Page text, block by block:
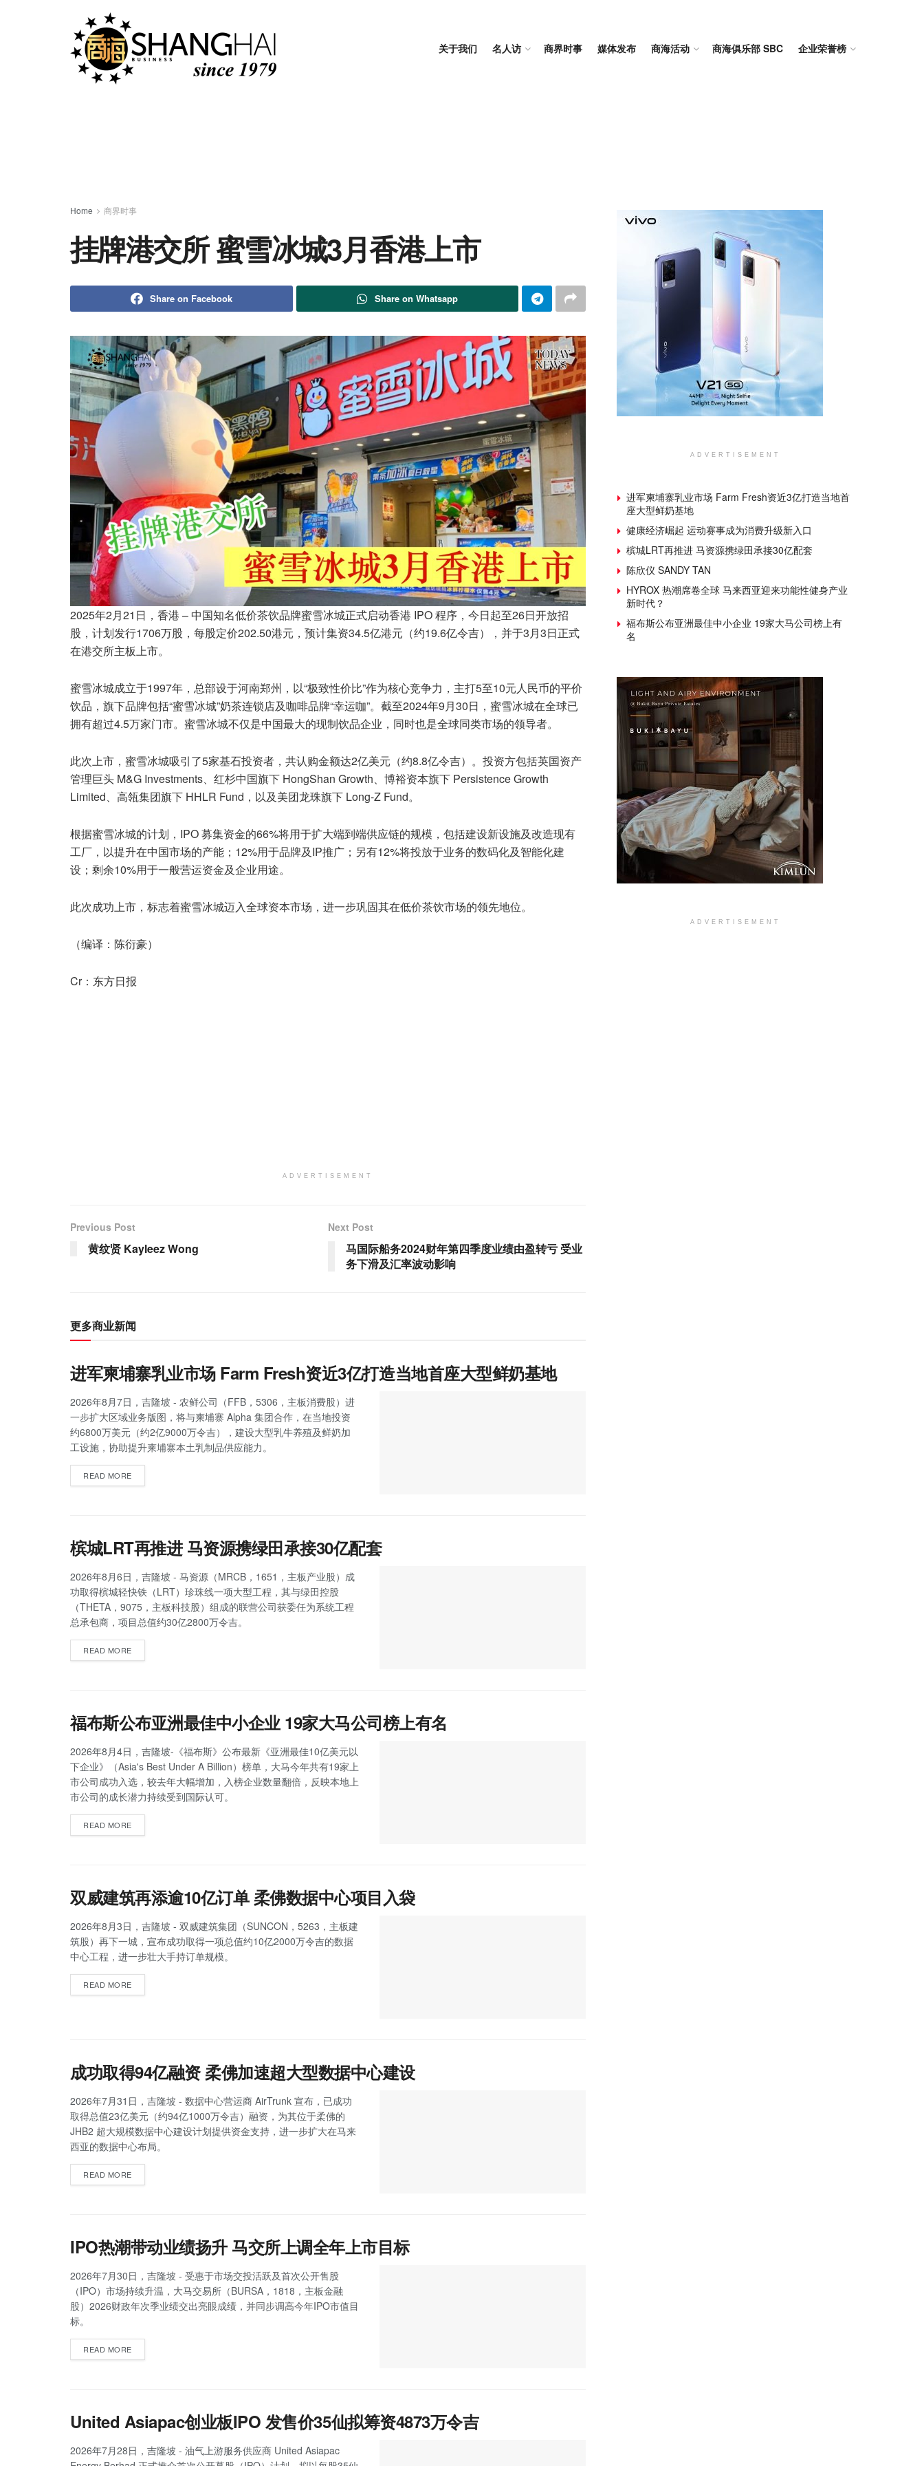
关于我们 名人访 商界时事 媒体发布 商海活动 商海俱乐部 SBC 企业荣誉榜
Home 商界时事
挂牌港交所 蜜雪冰城3月香港上市
Share on Facebook Share on Whatsapp
2025年2月21日，香港 – 中国知名低价茶饮品牌蜜雪冰城正式启动香港 IPO 程序，今日起至26日开放招
股，计划发行1706万股，每股定价202.50港元，预计集资34.5亿港元（约19.6亿令吉），并于3月3日正式
在港交所主板上市。
蜜雪冰城成立于1997年，总部设于河南郑州，以“极致性价比”作为核心竞争力，主打5至10元人民币的平价
饮品，旗下品牌包括“蜜雪冰城”奶茶连锁店及咖啡品牌“幸运咖”。截至2024年9月30日，蜜雪冰城在全球已
拥有超过4.5万家门市。蜜雪冰城不仅是中国最大的现制饮品企业，同时也是全球同类市场的领导者。
此次上市，蜜雪冰城吸引了5家基石投资者，共认购金额达2亿美元（约8.8亿令吉）。投资方包括英国资产
管理巨头 M&G Investments、红杉中国旗下 HongShan Growth、博裕资本旗下 Persistence Growth
Limited、高瓴集团旗下 HHLR Fund，以及美团龙珠旗下 Long-Z Fund。
根据蜜雪冰城的计划，IPO 募集资金的66%将用于扩大端到端供应链的规模，包括建设新设施及改造现有
工厂，以提升在中国市场的产能；12%用于品牌及IP推广；另有12%将投放于业务的数码化及智能化建
设；剩余10%用于一般营运资金及企业用途。
此次成功上市，标志着蜜雪冰城迈入全球资本市场，进一步巩固其在低价茶饮市场的领先地位。
（编译：陈衍豪）
Cr：东方日报
ADVERTISEMENT
Previous Post
黄纹贤 Kayleez Wong
Next Post
马国际船务2024财年第四季度业绩由盈转亏 受业
务下滑及汇率波动影响
更多商业新闻
进军柬埔寨乳业市场 Farm Fresh资近3亿打造当地首座大型鲜奶基地
2026年8月7日，吉隆坡 - 农鲜公司（FFB，5306，主板消费股）进
一步扩大区域业务版图，将与柬埔寨 Alpha 集团合作，在当地投资
约6800万美元（约2亿9000万令吉），建设大型乳牛养殖及鲜奶加
工设施，协助提升柬埔寨本土乳制品供应能力。
READ MORE
槟城LRT再推进 马资源携绿田承接30亿配套
2026年8月6日，吉隆坡 - 马资源（MRCB，1651，主板产业股）成
功取得槟城轻快铁（LRT）珍珠线一项大型工程，其与绿田控股
（THETA，9075，主板科技股）组成的联营公司获委任为系统工程
总承包商，项目总值约30亿2800万令吉。
READ MORE
福布斯公布亚洲最佳中小企业 19家大马公司榜上有名
2026年8月4日，吉隆坡-《福布斯》公布最新《亚洲最佳10亿美元以
下企业》（Asia's Best Under A Billion）榜单，大马今年共有19家上
市公司成功入选，较去年大幅增加，入榜企业数量翻倍，反映本地上
市公司的成长潜力持续受到国际认可。
READ MORE
双威建筑再添逾10亿订单 柔佛数据中心项目入袋
2026年8月3日，吉隆坡 - 双威建筑集团（SUNCON，5263，主板建
筑股）再下一城，宣布成功取得一项总值约10亿2000万令吉的数据
中心工程，进一步壮大手持订单规模。
READ MORE
成功取得94亿融资 柔佛加速超大型数据中心建设
2026年7月31日，吉隆坡 - 数据中心营运商 AirTrunk 宣布，已成功
取得总值23亿美元（约94亿1000万令吉）融资，为其位于柔佛的
JHB2 超大规模数据中心建设计划提供资金支持，进一步扩大在马来
西亚的数据中心布局。
READ MORE
IPO热潮带动业绩扬升 马交所上调全年上市目标
2026年7月30日，吉隆坡 - 受惠于市场交投活跃及首次公开售股
（IPO）市场持续升温，大马交易所（BURSA，1818，主板金融
股）2026财政年次季业绩交出亮眼成绩，并同步调高今年IPO市值目
标。
READ MORE
United Asiapac创业板IPO 发售价35仙拟筹资4873万令吉
2026年7月28日，吉隆坡 - 油气上游服务供应商 United Asiapac
ADVERTISEMENT
进军柬埔寨乳业市场 Farm Fresh资近3亿打造当地首
座大型鲜奶基地
健康经济崛起 运动赛事成为消费升级新入口
槟城LRT再推进 马资源携绿田承接30亿配套
陈欣仪 SANDY TAN
HYROX 热潮席卷全球 马来西亚迎来功能性健身产业
新时代？
福布斯公布亚洲最佳中小企业 19家大马公司榜上有
名
ADVERTISEMENT